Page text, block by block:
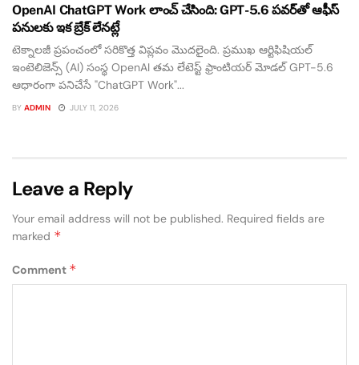
OpenAI ChatGPT Work లాంచ్ చేసింది: GPT-5.6 పవర్‌తో ఆఫీస్
పనులకు ఇక బ్రేక్ లేనట్లే
టెక్నాలజీ ప్రపంచంలో సరికొత్త విప్లవం మొదలైంది. ప్రముఖ ఆర్టిఫిషియల్
ఇంటెలిజెన్స్ (AI) సంస్థ OpenAI తమ లేటెస్ట్ ఫ్రాంటియర్ మోడల్ GPT-5.6
ఆధారంగా పనిచేసే "ChatGPT Work"...
BY ADMIN JULY 11, 2026
Leave a Reply
Your email address will not be published. Required fields are
marked *
Comment *